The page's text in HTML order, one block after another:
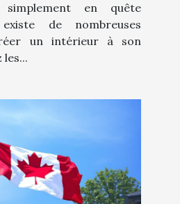
en quête
de nombreuses
un intérieur à son